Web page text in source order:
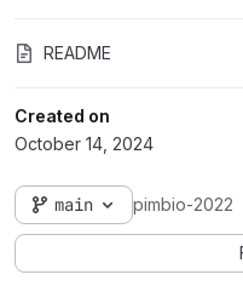
README
Created on
October 14, 2024
main pimbio-2022